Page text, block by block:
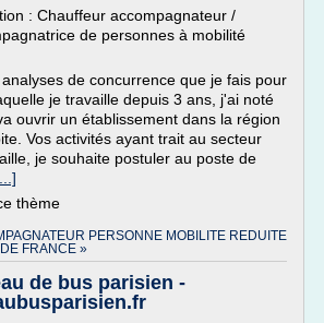
: Chauffeur accompagnateur /
de personnes à mobilité
de concurrence que je fais pour
je travaille depuis 3 ans, j'ai noté
ouvrir un établissement dans la région
Vos activités ayant trait au secteur
je souhaite postuler au poste de
thème
PERSONNE MOBILITE REDUITE
FRANCE »
de bus parisien -